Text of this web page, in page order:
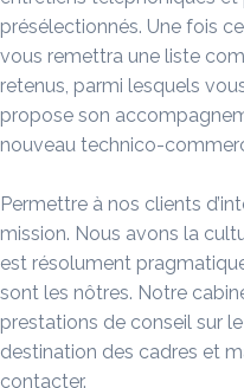
présélectionnés. Une fois
vous remettra une liste
retenus, parmi lesquels
propose son
nouveau technico-
Permettre à nos clients
mission. Nous avons la
est résolument
sont les nôtres. Notre
prestations de conseil sur
destination des cadres et
contacter.